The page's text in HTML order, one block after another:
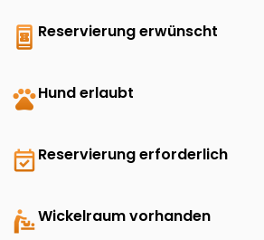
book_online Reservierung erwünscht
petsHund erlaubt
event_availableReservierung erforderlich
baby_changing_stationWickelraum vorhanden